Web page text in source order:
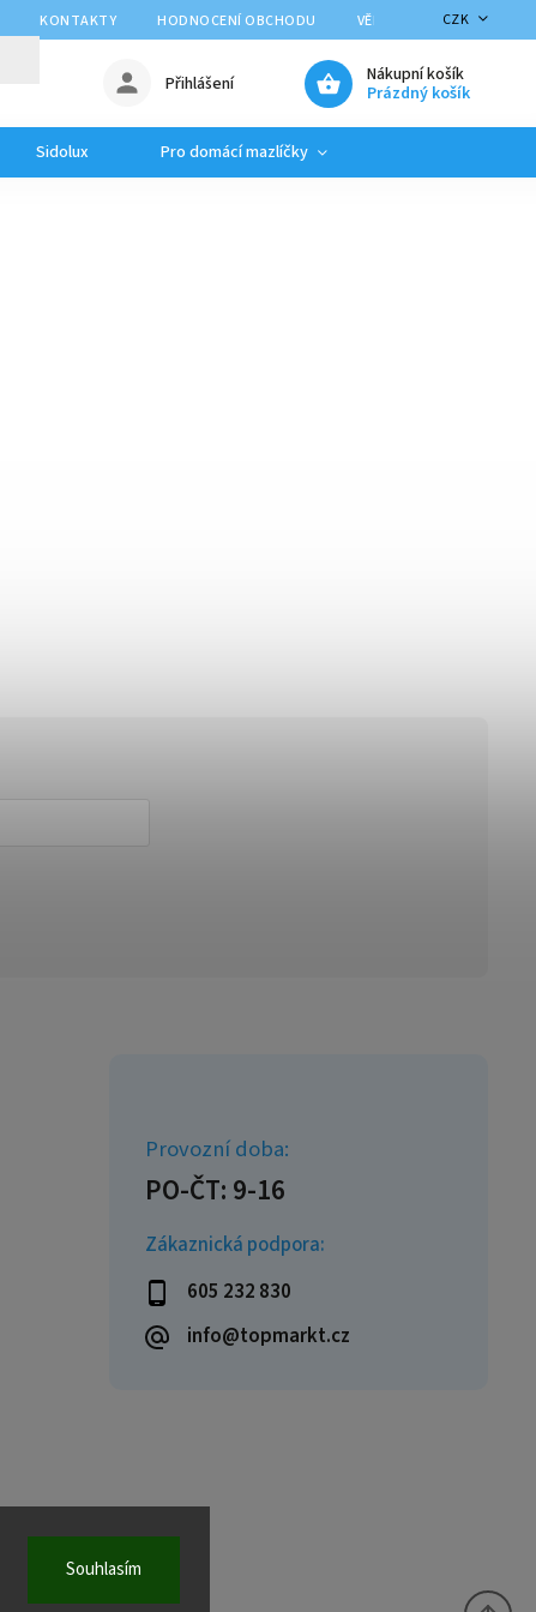
Souhlasím
KONTAKTY HODNOCENÍ OBCHODU VĚRNOSTNÍ PROGRAM
CZK
Nákupní košík
Prázdný košík
Přihlášení
Sidolux Pro domácí mazlíčky
Zákaznická podpora:
605 232 830
info@topmarkt.cz